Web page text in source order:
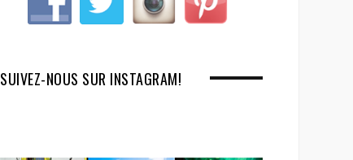
SUIVEZ-NOUS SUR INSTAGRAM!